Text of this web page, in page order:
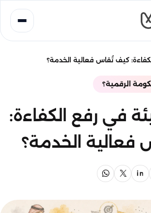
كيف تُقاس فعالية الخدمة؟
الرقمية؟
في رفع الكفاءة:
فعالية الخدمة؟